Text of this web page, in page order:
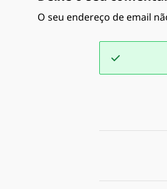
O seu endereço de email